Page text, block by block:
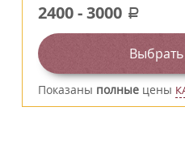
2400-3000 a
Показаны полные цены